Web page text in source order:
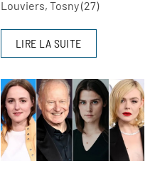
Louviers, Tosny (27)
LIRE LA SUITE